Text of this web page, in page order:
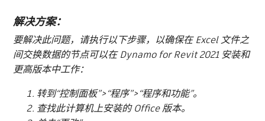
解决方案：
要解决此问题，请执行以下步骤，以确保在 Excel 文件之
间交换数据的节点可以在 Dynamo for Revit 2021 安装和
更高版本中工作：
转到“控制面板”>“程序”>“程序和功能”。
查找此计算机上安装的 Office 版本。